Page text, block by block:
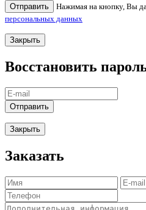
Отправить Нажимая на кнопку, Вы
персональных данных
Закрыть
Восстановить
Отправить
Закрыть
Заказать